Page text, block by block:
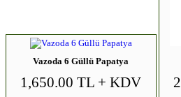
Vazoda 6 Güllü Papatya
1,650.00 TL + KDV